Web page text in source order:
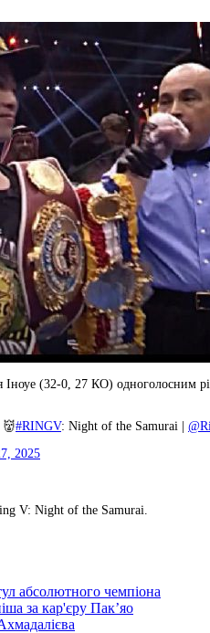
Іноуе (32-0, 27 КО) одноголосним
#RINGV: Night of the Samurai |
2025
V: Night of the Samurai.
абсолютного чемпіона
за кар'єру Пак’яо